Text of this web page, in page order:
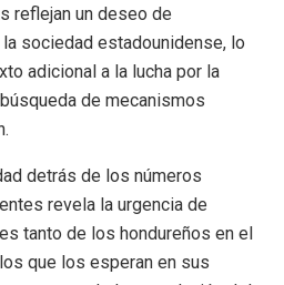
reflejan un deseo de
sociedad estadounidense, lo
adicional a la lucha por la
de mecanismos
detrás de los números
revela la urgencia de
tanto de los hondureños en el
que los esperan en sus